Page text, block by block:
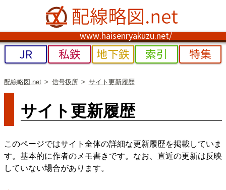
www.haisenryakuzu.net/
JR 私鉄 地下鉄 索引 特集
配線略図.net 信号扱所 サイト更新履歴
サイト更新履歴
このページではサイト全体の詳細な更新履歴を掲載していま
す。基本的に作者のメモ書きです。なお、直近の更新は反映
していない場合があります。